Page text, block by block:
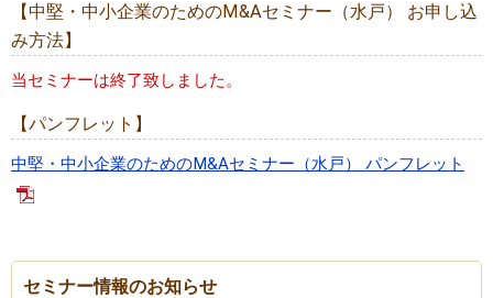
【中堅・中小企業のためのM&Aセミナー（水戸） お申し込
み方法】
当セミナーは終了致しました。
【パンフレット】
中堅・中小企業のためのM&Aセミナー（水戸） パンフレット
セミナー情報のお知らせ